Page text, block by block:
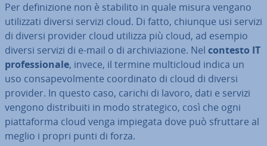
Per de­fi­ni­zio­ne non è stabilito in quale misura vengano
uti­liz­za­ti diversi servizi cloud. Di fatto, chiunque usi servizi
di diversi provider cloud utilizza più cloud, ad esempio
diversi servizi di e‑mail o di ar­chi­via­zio­ne. Nel contesto IT
pro­fes­sio­na­le, invece, il termine mul­ti­cloud indica un
uso con­sa­pe­vol­men­te coor­di­na­to di cloud di diversi
provider. In questo caso, carichi di lavoro, dati e servizi
vengono di­stri­bui­ti in modo stra­te­gi­co, così che ogni
piat­ta­for­ma cloud venga impiegata dove può sfruttare al
meglio i propri punti di forza.